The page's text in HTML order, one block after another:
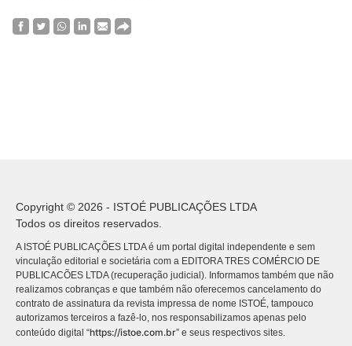
Copyright © 2026 - ISTOÉ PUBLICAÇÕES LTDA
Todos os direitos reservados.
A ISTOÉ PUBLICAÇÕES LTDA é um portal digital independente e sem
vinculação editorial e societária com a EDITORA TRES COMÉRCIO DE
PUBLICACÕES LTDA (recuperação judicial). Informamos também que não
realizamos cobranças e que também não oferecemos cancelamento do
contrato de assinatura da revista impressa de nome ISTOÉ, tampouco
autorizamos terceiros a fazê-lo, nos responsabilizamos apenas pelo
conteúdo digital “https://istoe.com.br” e seus respectivos sites.